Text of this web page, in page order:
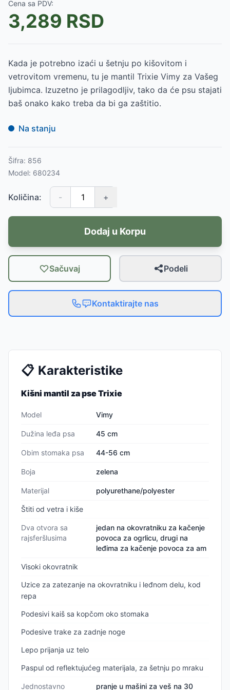
Cena sa PDV:
3,289 RSD
Kada je potrebno izaći u šetnju po kišovitom i
vetrovitom vremenu, tu je mantil Trixie Vimy za Vašeg
ljubimca. Izuzetno je prilagodljiv, tako da će psu stajati
baš onako kako treba da bi ga zaštitio.
Na stanju
Šifra: 856
Model: 680234
Količina: - +
Dodaj u Korpu
Sačuvaj Podeli
Kontaktirajte nas
📋 Karakteristike
Kišni mantil za pse Trixie
Model Vimy
Dužina leđa psa 45 cm
Obim stomaka psa 44-56 cm
Boja zelena
Materijal polyurethane/polyester
Štiti od vetra i kiše
Dva otvora sa
rajsferšlusima
jedan na okovratniku za kačenje
povoca za ogrlicu, drugi na
leđima za kačenje povoca za am
Visoki okovratnik
Uzice za zatezanje na okovratniku i leđnom delu, kod
repa
Podesivi kaiš sa kopčom oko stomaka
Podesive trake za zadnje noge
Lepo prijanja uz telo
Paspul od reflektujućeg materijala, za šetnju po mraku
Jednostavno pranje u mašini za veš na 30